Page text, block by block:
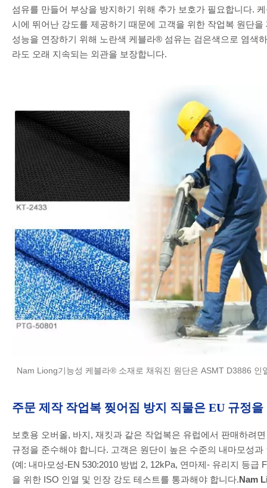
섬유를 만들어 부상을 방지하기 위해 추가 보호가 필요합니다.
시에 뛰어난 강도를 제공하기 때문에 고객을 위한 작업복 원단
성능을 연장하기 위해 노란색 케블라® 섬유는 검은색으로 염색
라도 오래 지속되는 외관을 보장합니다.
Nam Liong기능성 케블라® 소재로 채워진 원단은 ASMT D3886 인
주문 제작 작업복 찢어짐 방지 직물은 EU 규정
보호용 오버올, 바지, 재킷과 같은 작업복은 유럽에서 판매하려
규정을 준수해야 합니다. 고객은 원단이 높은 수준의 내마모성
(예: 내마모성-EN 530:2010 방법 2, 12kPa, 연마제- 유리지 등급
을 위한 ISO 인열 및 인장 강도 테스트를 통과해야 합니다.Nam